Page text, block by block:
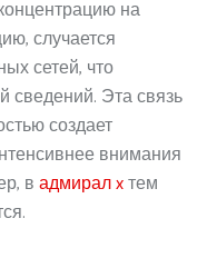
на
случается
сетей, что
сведений. Эта связь
создает
внимания
вадмирал xтем